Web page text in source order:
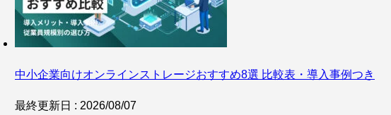
中小企業向けオンラインストレージおすすめ8選 比較表・導入事例つき
最終更新日 : 2026/08/07